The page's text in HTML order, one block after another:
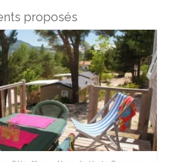
proposés